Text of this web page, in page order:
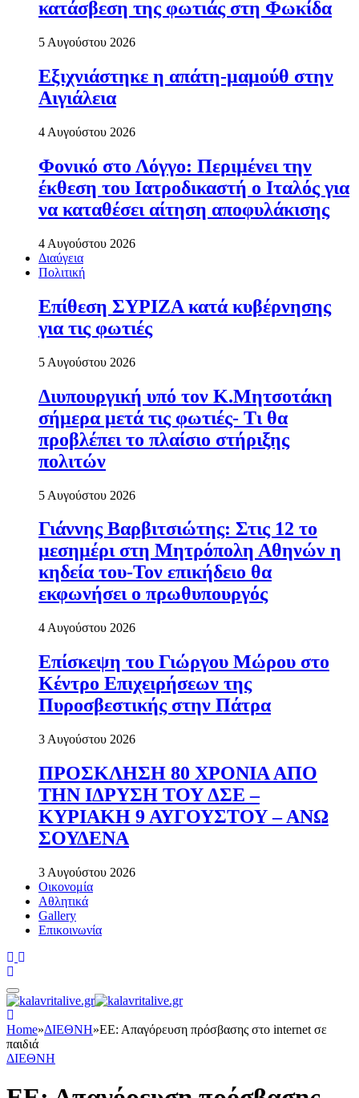
κατάσβεση της φωτιάς στη Φωκίδα
5 Αυγούστου 2026
Εξιχνιάστηκε η απάτη-μαμούθ στην
Αιγιάλεια
4 Αυγούστου 2026
Φονικό στο Λόγγο: Περιµένει την
έκθεση του Ιατροδικαστή ο Ιταλός για
να καταθέσει αίτηση αποφυλάκισης
4 Αυγούστου 2026
Διαύγεια
Πολιτική
Επίθεση ΣΥΡΙΖΑ κατά κυβέρνησης
για τις φωτιές
5 Αυγούστου 2026
Διυπουργική υπό τον Κ.Μητσοτάκη
σήμερα μετά τις φωτιές- Τι θα
προβλέπει το πλαίσιο στήριξης
πολιτών
5 Αυγούστου 2026
Γιάννης Βαρβιτσιώτης: Στις 12 το
μεσημέρι στη Μητρόπολη Αθηνών η
κηδεία του-Τον επικήδειο θα
εκφωνήσει ο πρωθυπουργός
4 Αυγούστου 2026
Επίσκεψη του Γιώργου Μώρου στο
Κέντρο Επιχειρήσεων της
Πυροσβεστικής στην Πάτρα
3 Αυγούστου 2026
ΠΡΟΣΚΛΗΣΗ 80 ΧΡΟΝΙΑ ΑΠΟ
ΤΗΝ ΙΔΡΥΣΗ ΤΟΥ ΔΣΕ –
ΚΥΡΙΑΚΗ 9 ΑΥΓΟΥΣΤΟΥ – ΑΝΩ
ΣΟΥΔΕΝΑ
3 Αυγούστου 2026
Οικονομία
Αθλητικά
Gallery
Επικοινωνία
Home»ΔΙΕΘΝΗ»ΕΕ: Απαγόρευση πρόσβασης στο internet σε
παιδιά
ΔΙΕΘΝΗ